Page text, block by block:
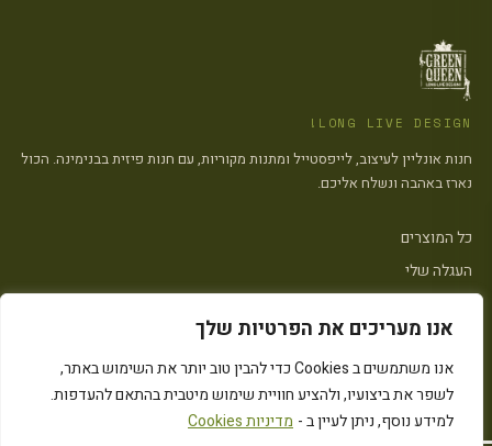
אנו מעריכים את הפרטיות שלך
אנו משתמשים ב Cookies כדי להבין טוב יותר את השימוש באתר,
לשפר את ביצועיו, ולהציע חוויית שימוש מיטבית בהתאם להעדפות.
למידע נוסף, ניתן לעיין ב - מדיניות Cookies
LONG LIVE DESIGN!
חנות אונליין לעיצוב, לייפסטייל ומתנות מקוריות, עם חנות פיזית בבנימינה. הכול
נארז באהבה ונשלח אליכם.
כל המוצרים
העגלה שלי
הצהרת נגישות · מדיניות פרטיות · מדיניות העוגיות (״Cookies״) · תקנון האתר
Instagramהמחירים כוללים מע״מ